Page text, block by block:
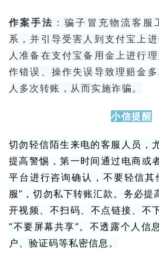
作案手法 ：骗子冒充物流客
系，并引导受害人到支付宝上
人准备在支付宝备用金上进行
作错误、操作失误导致理赔金
人多次转账，从而实施诈骗。
小信提醒
切勿轻信陌生来电的客服人员，
提高警惕，第一时间通过电商或
平台进行咨询确认，不要轻信其
服”，切勿私下转账汇款。务必提
开视频、不扫码、不点链接、不
“不要屏幕共享”。不透露个人信
户、验证码等私密信息。